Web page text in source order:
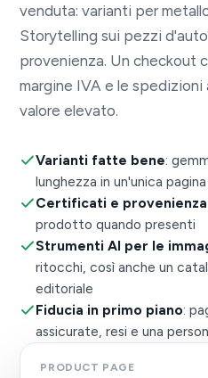
venduta: varianti per
Storytelling sui pezzi
provenienza. Un checkout
margine IVA e le
valore elevato.
Varianti fatte bene:
lunghezza in un'unica
Certificati e provenienza
prodotto quando presenti
Strumenti AI per le
ritocchi, così anche un
editoriale
Fiducia in primo piano:
assicurate, resi e una
PRODUCT PAGE